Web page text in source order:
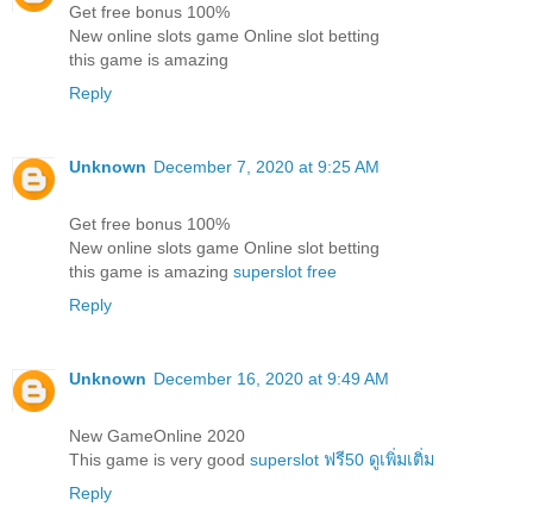
Get free bonus 100%
New online slots game Online slot betting
this game is amazing
Reply
Unknown December 7, 2020 at 9:25 AM
Get free bonus 100%
New online slots game Online slot betting
this game is amazing superslot free
Reply
Unknown December 16, 2020 at 9:49 AM
New GameOnline 2020
This game is very good superslot ฟรี50 ดูเพิ่มเติ่ม
Reply